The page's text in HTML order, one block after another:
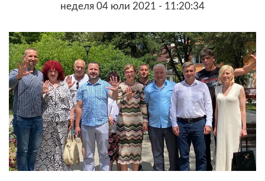
неделя 04 юли 2021 - 11:20:34